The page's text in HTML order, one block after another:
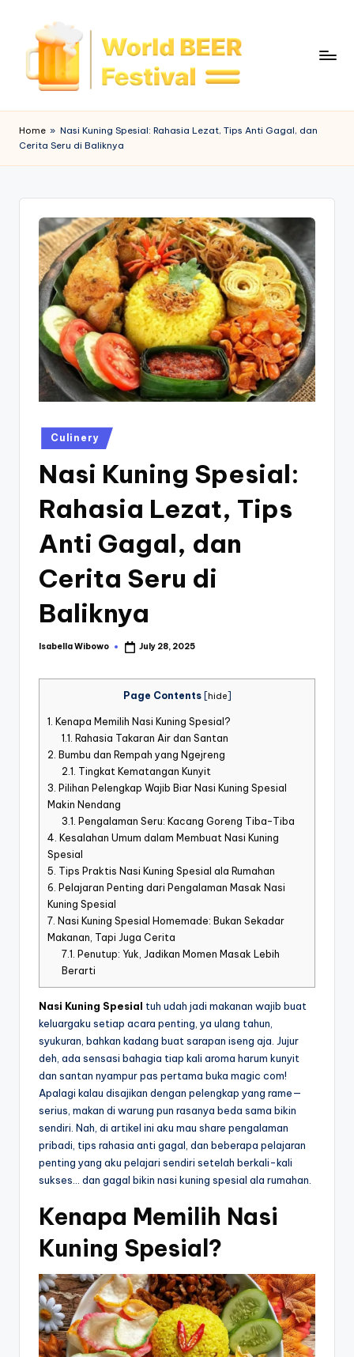
o
rl
B
Home » Nasi Kuning Spesial: Rahasia Lezat, Tips Anti Gagal, dan
Cerita Seru di Baliknya
Posted
in
Culinery
Nasi Kuning Spesial:
Rahasia Lezat, Tips
Anti Gagal, dan
Cerita Seru di
Baliknya
Posted
Isabella Wibowo July 28, 2025
Page Contents [hide]
1. Kenapa Memilih Nasi Kuning Spesial?
1.1. Rahasia Takaran Air dan Santan
2. Bumbu dan Rempah yang Ngejreng
2.1. Tingkat Kematangan Kunyit
3. Pilihan Pelengkap Wajib Biar Nasi Kuning Spesial
Makin Nendang
3.1. Pengalaman Seru: Kacang Goreng Tiba-Tiba
4. Kesalahan Umum dalam Membuat Nasi Kuning
Spesial
5. Tips Praktis Nasi Kuning Spesial ala Rumahan
6. Pelajaran Penting dari Pengalaman Masak Nasi
Kuning Spesial
7. Nasi Kuning Spesial Homemade: Bukan Sekadar
Makanan, Tapi Juga Cerita
7.1. Penutup: Yuk, Jadikan Momen Masak Lebih
Berarti
Nasi Kuning Spesial tuh udah jadi makanan wajib buat
keluargaku setiap acara penting, ya ulang tahun,
syukuran, bahkan kadang buat sarapan iseng aja. Jujur
deh, ada sensasi bahagia tiap kali aroma harum kunyit
dan santan nyampur pas pertama buka magic com!
Apalagi kalau disajikan dengan pelengkap yang rame—
serius, makan di warung pun rasanya beda sama bikin
sendiri. Nah, di artikel ini aku mau share pengalaman
pribadi, tips rahasia anti gagal, dan beberapa pelajaran
penting yang aku pelajari sendiri setelah berkali-kali
sukses… dan gagal bikin nasi kuning spesial ala rumahan.
Kenapa Memilih Nasi
Kuning Spesial?